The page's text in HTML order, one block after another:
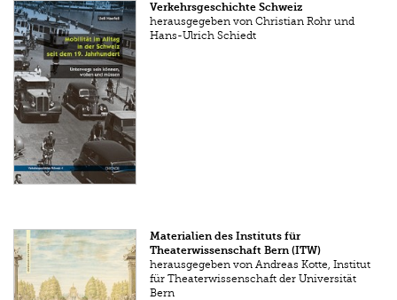
Verkehrsgeschichte Schweiz
herausgegeben von Christian Rohr und
Hans-Ulrich Schiedt
Materialien des Instituts für
Theaterwissenschaft Bern (ITW)
herausgegeben von Andreas Kotte, Institut
für Theaterwissenschaft der Universität
Bern